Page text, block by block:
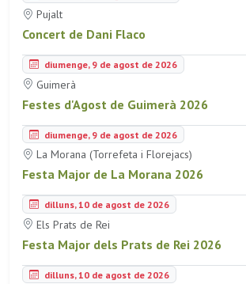
Pujalt
Concert de Dani Flaco
diumenge, 9 de agost de 2026
Guimerà
Festes d'Agost de Guimerà 2026
diumenge, 9 de agost de 2026
La Morana (Torrefeta i Florejacs)
Festa Major de La Morana 2026
dilluns, 10 de agost de 2026
Els Prats de Rei
Festa Major dels Prats de Rei 2026
dilluns, 10 de agost de 2026